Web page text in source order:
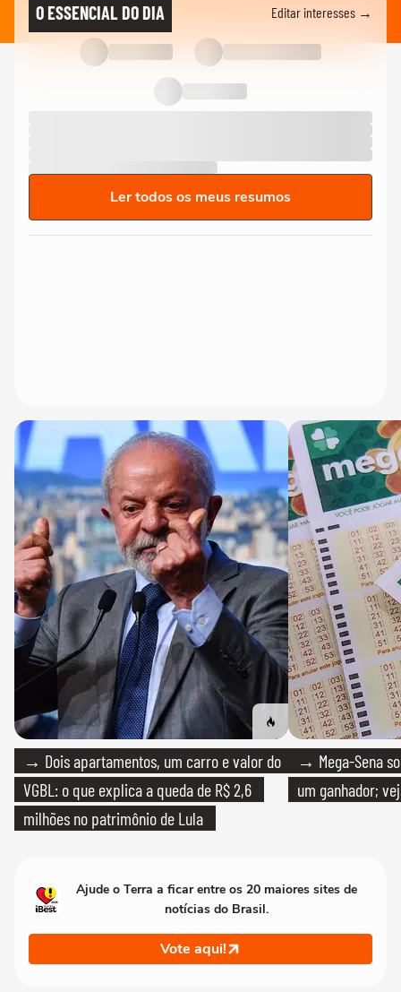
O ESSENCIAL DO DIA Editar interesses →
Ler todos os meus resumos
→ Dois apartamentos, um carro e valor do
VGBL: o que explica a queda de R$ 2,6
milhões no patrimônio de Lula
→ Mega-Sena
um ganhador;
Ajude o Terra a ficar entre os 20 maiores sites de
notícias do Brasil.
Vote aqui!